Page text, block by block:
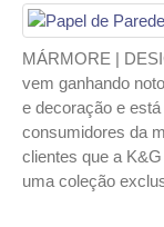
MÁRMORE |
vem ganhando
e decoração e
consumidores da
clientes que a
uma coleção